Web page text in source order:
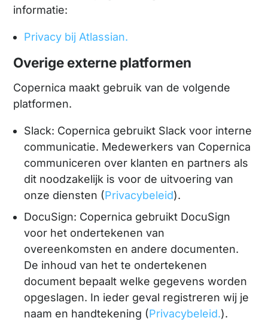
informatie:
Privacy bij Atlassian.
Overige externe platformen
Copernica maakt gebruik van de volgende
platformen.
Slack: Copernica gebruikt Slack voor interne
communicatie. Medewerkers van Copernica
communiceren over klanten en partners als
dit noodzakelijk is voor de uitvoering van
onze diensten (Privacybeleid).
DocuSign: Copernica gebruikt DocuSign
voor het ondertekenen van
overeenkomsten en andere documenten.
De inhoud van het te ondertekenen
document bepaalt welke gegevens worden
opgeslagen. In ieder geval registreren wij je
naam en handtekening (Privacybeleid.).